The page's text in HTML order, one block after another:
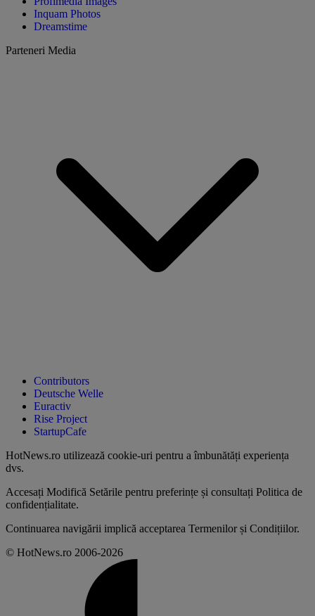
Inquam Photos
Dreamstime
Parteneri Media
Contributors
Deutsche Welle
Euractiv
Rise Project
StartupCafe
HotNews.ro utilizează cookie-uri pentru a îmbunătăți experiența
dvs.
Accesați Modifică Setările pentru preferințe și consultați Politica de
confidențialitate.
Continuarea navigării implică acceptarea Termenilor și Condițiilor.
© HotNews.ro 2006-2026